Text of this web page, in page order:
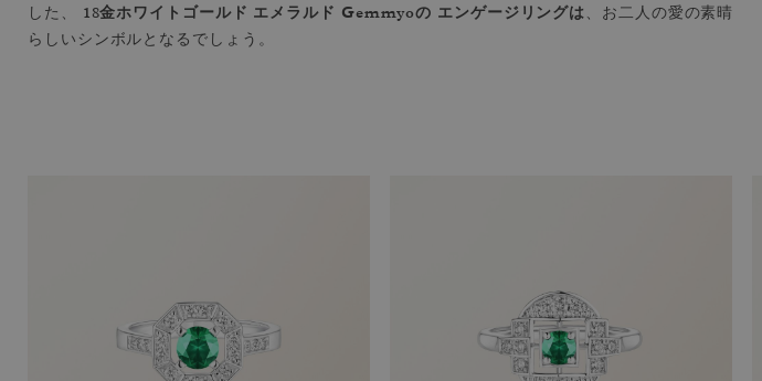
した、
18金ホワイトゴールド エメラルド Gemmyoの エンゲージリングは 、お二人の愛の素晴
らしいシンボルとなるでしょう。